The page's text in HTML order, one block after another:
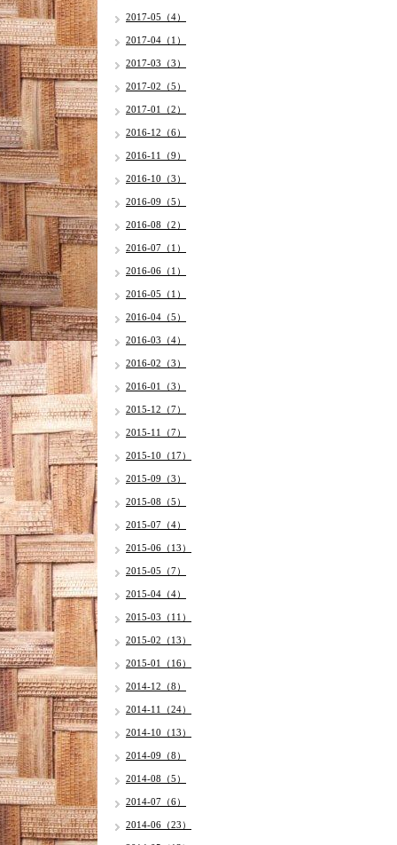
2017-05（4）
2017-04（1）
2017-03（3）
2017-02（5）
2017-01（2）
2016-12（6）
2016-11（9）
2016-10（3）
2016-09（5）
2016-08（2）
2016-07（1）
2016-06（1）
2016-05（1）
2016-04（5）
2016-03（4）
2016-02（3）
2016-01（3）
2015-12（7）
2015-11（7）
2015-10（17）
2015-09（3）
2015-08（5）
2015-07（4）
2015-06（13）
2015-05（7）
2015-04（4）
2015-03（11）
2015-02（13）
2015-01（16）
2014-12（8）
2014-11（24）
2014-10（13）
2014-09（8）
2014-08（5）
2014-07（6）
2014-06（23）